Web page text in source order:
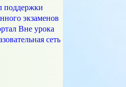
поддержки
экзаменов
Вне урока
сеть